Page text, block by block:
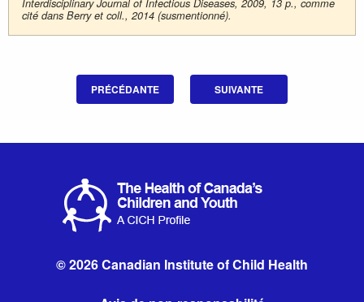
Interdisciplinary Journal of Infectious Diseases, 2009, 13 p., comme
cité dans Berry et coll., 2014 (susmentionné).
PRÉCÉDANTE SUIVANTE
© 2026 Canadian Institute of Child Health